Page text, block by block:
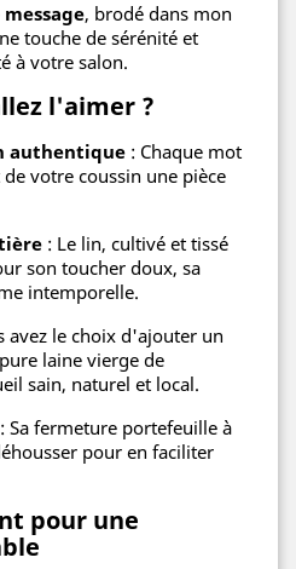
, brodé dans mon
touche de sérénité et
à votre salon.
l'aimer ?
authentique : Chaque mot
votre coussin une pièce
: Le lin, cultivé et tissé
son toucher doux, sa
intemporelle.
avez le choix d'ajouter un
laine vierge de
sain, naturel et local.
: Sa fermeture portefeuille à
pour en faciliter
pour une